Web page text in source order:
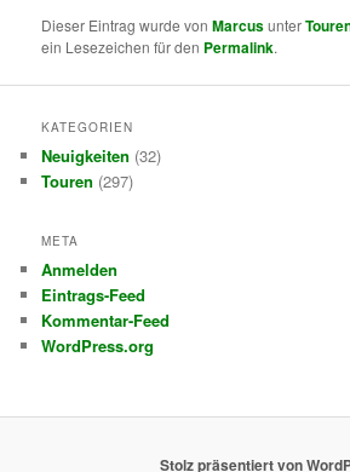
Dieser Eintrag wurde vonMarcusunter
ein Lesezeichen für den Permalink.
KATEGORIEN
Neuigkeiten (32)
Touren (297)
META
Anmelden
Eintrags-Feed
Kommentar-Feed
WordPress.org
Stolz präsentiert von